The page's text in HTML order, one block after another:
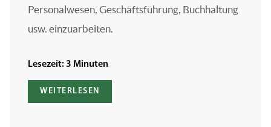
Personalwesen, Geschäftsführung, Buchhaltung
usw. einzuarbeiten.
Lesezeit: 3 Minuten
WEITERLESEN